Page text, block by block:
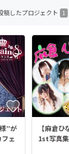
稿したプロジェクト 1
”が
ェ
【麻倉
1st写真